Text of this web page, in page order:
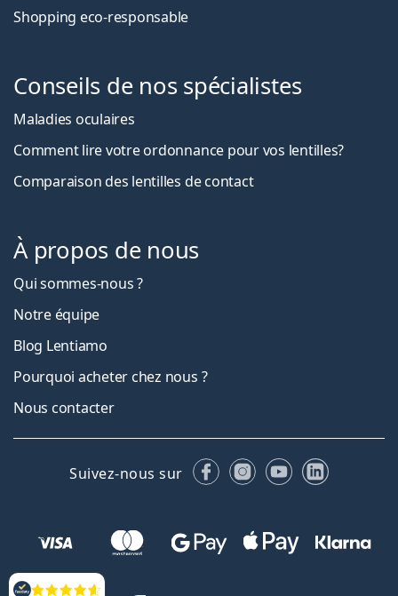
Shopping eco-responsable
Conseils de nos spécialistes
Maladies oculaires
Comment lire votre ordonnance pour vos lentilles?
Comparaison des lentilles de contact
À propos de nous
Qui sommes-nous ?
Notre équipe
Blog Lentiamo
Pourquoi acheter chez nous ?
Nous contacter
Suivez-nous sur FacebookInstagram
YouTubeLinkedIn